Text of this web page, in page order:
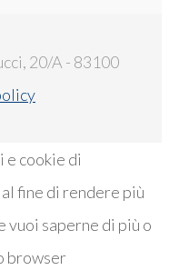
20/A - 83100
cookie di
fine di rendere più
vuoi saperne di più o
browser